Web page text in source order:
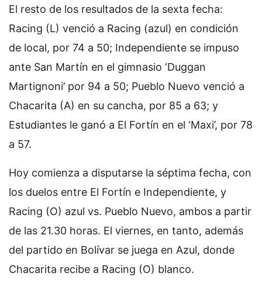
El resto de los resultados de la sexta fecha:
Racing (L) venció a Racing (azul) en condición
de local, por 74 a 50; Independiente se impuso
ante San Martín en el gimnasio ‘Duggan
Martignoni’ por 94 a 50; Pueblo Nuevo venció a
Chacarita (A) en su cancha, por 85 a 63; y
Estudiantes le ganó a El Fortín en el ‘Maxi’, por 78
a 57.
Hoy comienza a disputarse la séptima fecha, con
los duelos entre El Fortín e Independiente, y
Racing (O) azul vs. Pueblo Nuevo, ambos a partir
de las 21.30 horas. El viernes, en tanto, además
del partido en Bolívar se juega en Azul, donde
Chacarita recibe a Racing (O) blanco.